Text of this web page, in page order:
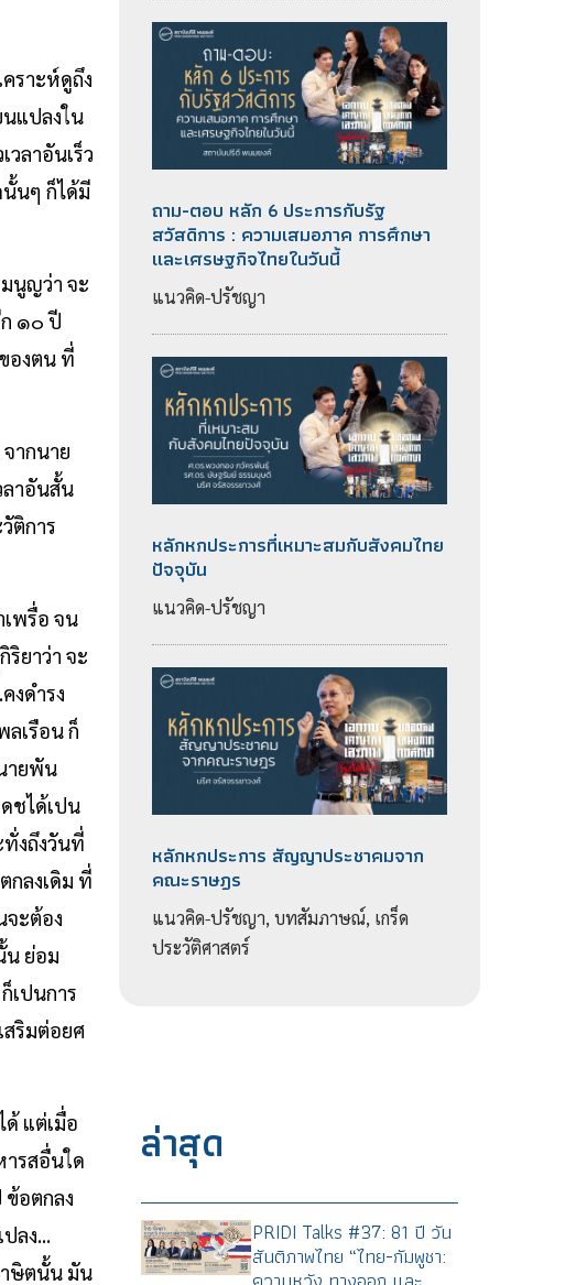
ราะห์ดูถึง
นแปลงใน
ลาอันเร็ว
นๆ ก็ได้มี
นูญว่า จะ
๑๐ ปี
องตน ที่
ากนาย
ลาอันสั้น
ติการ
พรื่อ จน
ยาว่า จะ
งดำรง
เรือน ก็
ายพัน
ชได้เปน
งถึงวันที่
กลงเดิม ที่
จะต้อง
น ย่อม
เปนการ
สริมต่อยศ
แต่เมื่อ
รสอื่นใด
ข้อตกลง
ลง...
ษิตนั้น มัน
ถาม-ตอบ หลัก 6 ประการกับรัฐ
สวัสดิการ : ความเสมอภาค การศึกษา
และเศรษฐกิจไทยในวันนี้
แนวคิด-ปรัชญา
หลักหกประการที่เหมาะสมกับสังคมไทย
ปัจจุบัน
แนวคิด-ปรัชญา
หลักหกประการ สัญญาประชาคมจาก
คณะราษฎร
แนวคิด-ปรัชญา, บทสัมภาษณ์, เกร็ด
ประวัติศาสตร์
ล่าสุด
PRIDI Talks #37: 81 ปี วัน
สันติภาพไทย “ไทย-กัมพูชา: